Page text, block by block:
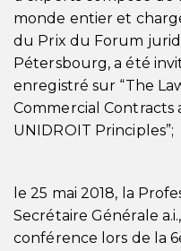
monde entier et
du Prix du Forum
Pétersbourg, a été
enregistré sur “The
Commercial
UNIDROIT Principles”;
le 25 mai 2018, la
Secrétaire Générale
conférence lors de la